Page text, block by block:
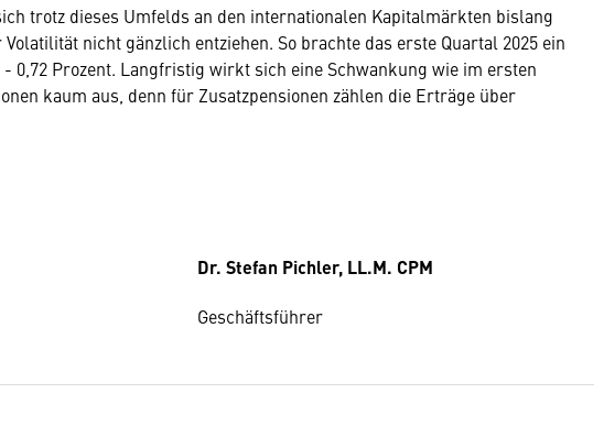
trotz dieses Umfelds an den internationalen Kapitalmärkten bislang
nicht gänzlich entziehen. So brachte das erste Quartal 2025 ein
0,72 Prozent. Langfristig wirkt sich eine Schwankung wie im ersten
kaum aus, denn für Zusatzpensionen zählen die Erträge über
Dr. Stefan Pichler, LL.M. CPM
Geschäftsführer